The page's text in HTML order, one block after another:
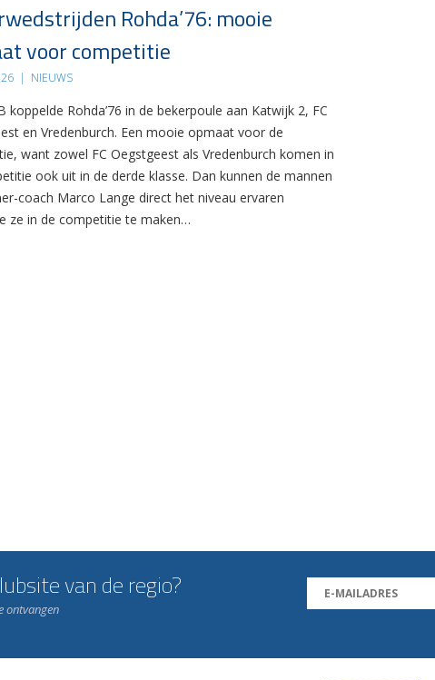
Rohda’76: mooie
voor competitie
| NIEUWS
koppelde Rohda’76 in de bekerpoule aan Katwijk 2, FC
en Vredenburch. Een mooie opmaat voor de
want zowel FC Oegstgeest als Vredenburch komen in
ook uit in de derde klasse. Dan kunnen de mannen
coach Marco Lange direct het niveau ervaren
ze in de competitie te maken…
van de regio?
ontvangen